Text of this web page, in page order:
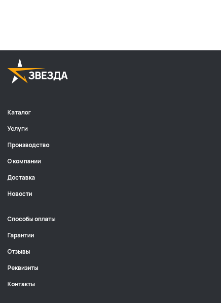
Каталог
Услуги
Производство
О компании
Доставка
Новости
Способы оплаты
Гарантии
Отзывы
Реквизиты
Контакты